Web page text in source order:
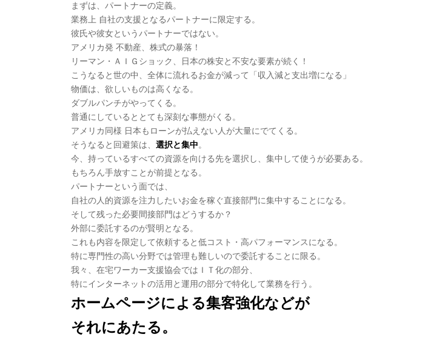
まずは、パートナーの定義。
業務上 自社の支援となるパートナーに限定する。
彼氏や彼女というパートナーではない。
アメリカ発 不動産、株式の暴落！
リーマン・ＡＩＧショック、日本の株安と不安な要素が続く！
こうなると世の中、全体に流れるお金が減って「収入減と支出増になる」
物価は、欲しいものは高くなる。
ダブルパンチがやってくる。
普通にしているととても深刻な事態がくる。
アメリカ同様 日本もローンが払えない人が大量にでてくる。
そうなると回避策は、 選択と集中。
今、持っているすべての資源を向ける先を選択し、集中して使うが必要ある。
もちろん手放すことが前提となる。
パートナーという面では、
自社の人的資源を注力したいお金を稼ぐ直接部門に集中することになる。
そして残った必要間接部門はどうするか？
外部に委託するのが賢明となる。
これも内容を限定して依頼すると低コスト・高パフォーマンスになる。
特に専門性の高い分野では管理も難しいので委託することに限る。
我々、在宅ワーカー支援協会ではＩＴ化の部分、
特にインターネットの活用と運用の部分で特化して業務を行う。
ホームページによる集客強化などが
それにあたる。